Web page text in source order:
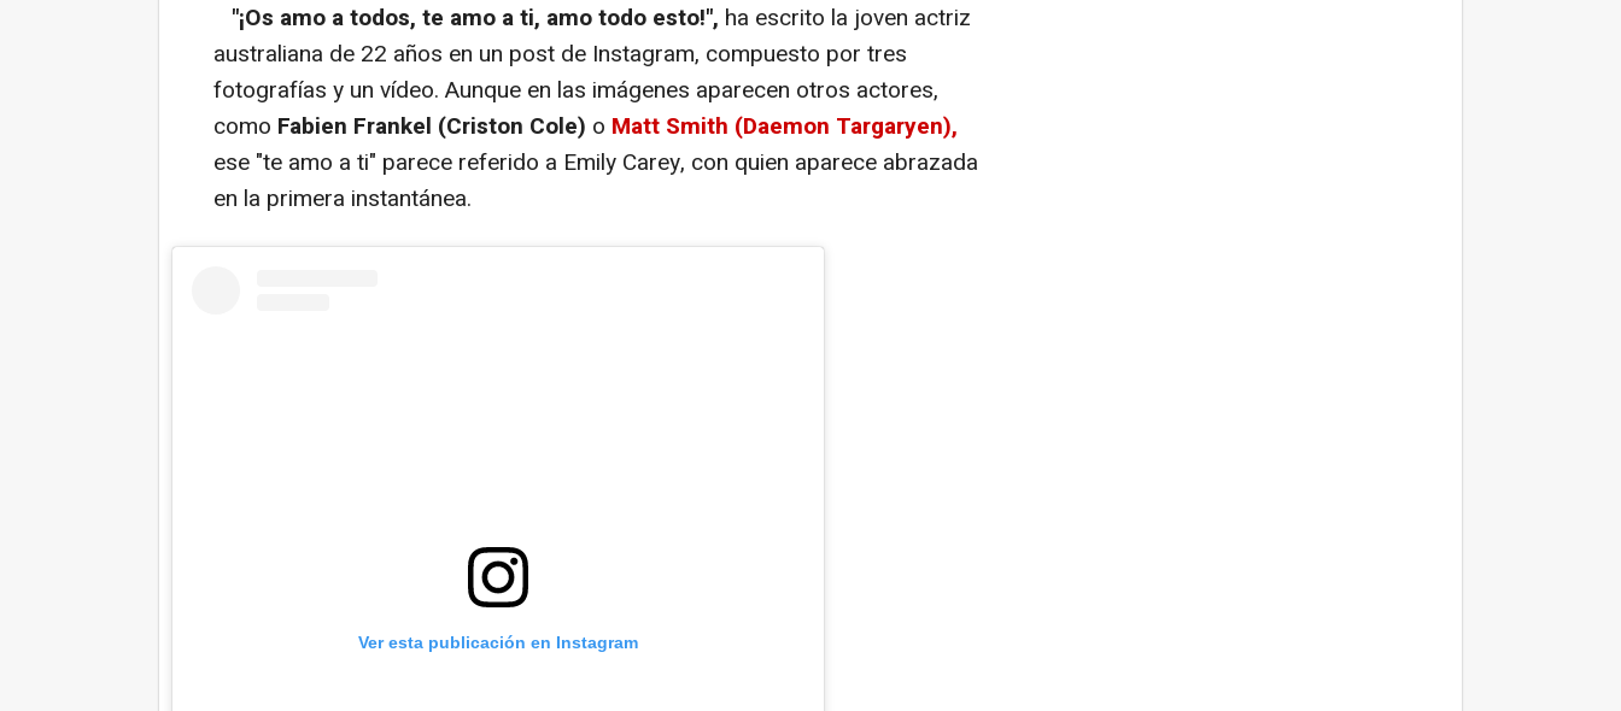
"¡Os amo a todos, te amo a ti, amo todo esto!", ha escrito la joven actriz
australiana de 22 años en un post de Instagram, compuesto por tres
fotografías y un vídeo. Aunque en las imágenes aparecen otros actores,
como Fabien Frankel (Criston Cole) o Matt Smith (Daemon Targaryen),
ese "te amo a ti" parece referido a Emily Carey, con quien aparece abrazada
en la primera instantánea.
Ver esta publicación en Instagram